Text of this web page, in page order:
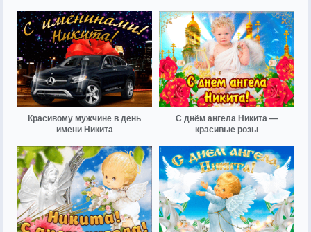
Красивому мужчине в день
имени Никита
С днём ангела Никита —
красивые розы